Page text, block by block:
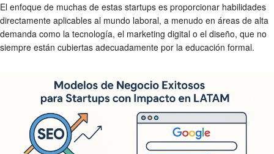
El enfoque de muchas de estas startups es proporcionar habilidades
directamente aplicables al mundo laboral, a menudo en áreas de alta
demanda como la tecnología, el marketing digital o el diseño, que no
siempre están cubiertas adecuadamente por la educación formal.